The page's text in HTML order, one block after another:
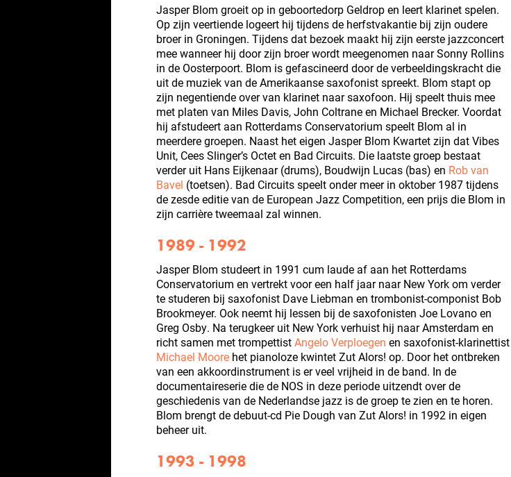
Jasper Blom groeit op in geboortedorp Geldrop en leert klarinet spelen.
Op zijn veertiende logeert hij tijdens de herfstvakantie bij zijn oudere
broer in Groningen. Tijdens dat bezoek maakt hij zijn eerste jazzconcert
mee wanneer hij door zijn broer wordt meegenomen naar Sonny Rollins
in de Oosterpoort. Blom is gefascineerd door de verbeeldingskracht die
uit de muziek van de Amerikaanse saxofonist spreekt. Blom stapt op
zijn negentiende over van klarinet naar saxofoon. Hij speelt thuis mee
met platen van Miles Davis, John Coltrane en Michael Brecker. Voordat
hij afstudeert aan Rotterdams Conservatorium speelt Blom al in
meerdere groepen. Naast het eigen Jasper Blom Kwartet zijn dat Vibes
Unit, Cees Slinger’s Octet en Bad Circuits. Die laatste groep bestaat
verder uit Hans Eijkenaar (drums), Boudwijn Lucas (bas) en Rob van
Bavel (toetsen). Bad Circuits speelt onder meer in oktober 1987 tijdens
de zesde editie van de European Jazz Competition, een prijs die Blom in
zijn carrière tweemaal zal winnen.
1989 - 1992
Jasper Blom studeert in 1991 cum laude af aan het Rotterdams
Conservatorium en vertrekt voor een half jaar naar New York om verder
te studeren bij saxofonist Dave Liebman en trombonist-componist Bob
Brookmeyer. Ook neemt hij lessen bij de saxofonisten Joe Lovano en
Greg Osby. Na terugkeer uit New York verhuist hij naar Amsterdam en
richt samen met trompettistAngelo Verploegen en saxofonist-klarinettist
Michael Moore het pianoloze kwintet Zut Alors! op. Door het ontbreken
van een akkoordinstrument is er veel vrijheid in de band. In de
documentaireserie die de NOS in deze periode uitzendt over de
geschiedenis van de Nederlandse jazz is de groep te zien en te horen.
Blom brengt de debuut-cd Pie Dough van Zut Alors! in 1992 in eigen
beheer uit.
1993 - 1998